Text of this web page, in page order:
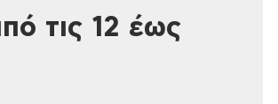
τις 12 έως